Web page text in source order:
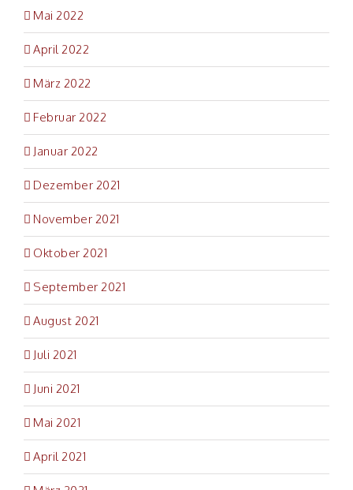
Mai 2022
April 2022
März 2022
Februar 2022
Januar 2022
Dezember 2021
November 2021
Oktober 2021
September 2021
August 2021
Juli 2021
Juni 2021
Mai 2021
April 2021
GESCHÄFTSSTELLE
Stallamtsweg 1
4651 Stadl-Paura
Telefon: +43(0)506902-3150
info(a)zuchtverband-stadlpaura.at
WERBEPARTNER
Suche
nach:
Datenschutzerklärung